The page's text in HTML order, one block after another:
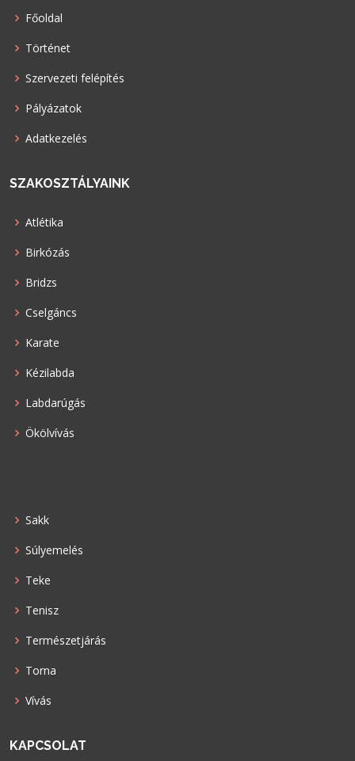
Főoldal
Történet
Szervezeti felépítés
Pályázatok
Adatkezelés
SZAKOSZTÁLYAINK
Atlétika
Birkózás
Bridzs
Cselgáncs
Karate
Kézilabda
Labdarúgás
Ökölvívás
Sakk
Súlyemelés
Teke
Tenisz
Természetjárás
Torna
Vívás
KAPCSOLAT